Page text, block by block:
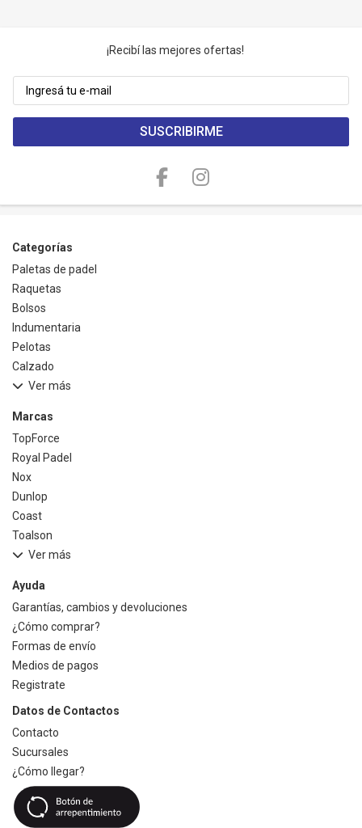
¡Recibí las mejores ofertas!
SUSCRIBIRME
Categorías
Paletas de padel
Raquetas
Bolsos
Indumentaria
Pelotas
Calzado
Ver más
Marcas
TopForce
Royal Padel
Nox
Dunlop
Coast
Toalson
Ver más
Ayuda
Garantías, cambios y devoluciones
¿Cómo comprar?
Formas de envío
Medios de pagos
Registrate
Datos de Contactos
Contacto
Sucursales
¿Cómo llegar?